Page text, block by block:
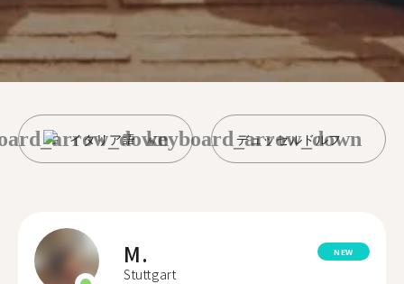
イタリア語 デュッセルドルフ
keyboard_arrow_down
M.
Stuttgart
NEW